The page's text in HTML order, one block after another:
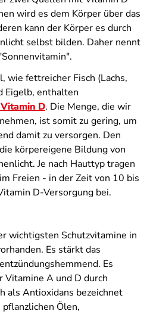
wird es dem Körper über das
kann der Körper es durch
selbst bilden. Daher nennt
wie fettreicher Fisch (Lachs,
Eigelb, enthalten
D. Die Menge, die wir
ist somit zu gering, um
damit zu versorgen. Den
körpereigene Bildung von
Je nach Hauttyp tragen
Freien - in der Zeit von 10 bis
D-Versorgung bei.
wichtigsten Schutzvitamine in
Es stärkt das
Es
Vitamine A und D durch
als Antioxidans bezeichnet
Ölen,